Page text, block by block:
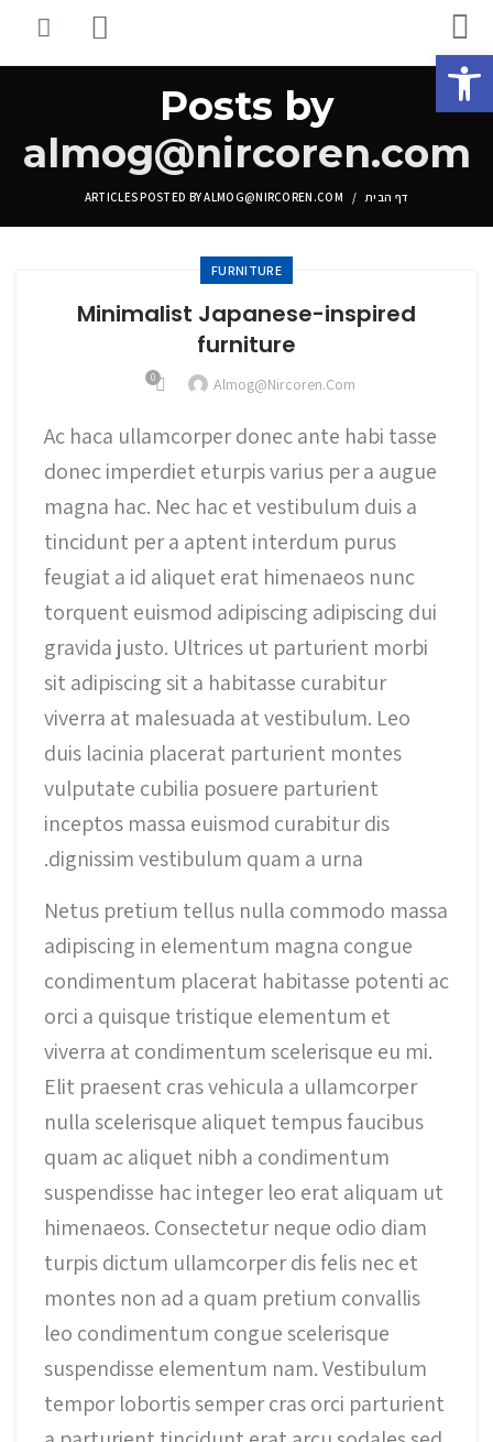
Posts by
almog@nircoren.com
דף הבית ARTICLES POSTED BY ALMOG@NIRCOREN.COM
FURNITURE
Minimalist Japanese-inspired
furniture
Almog@nircoren.com
0
Ac haca ullamcorper donec ante habi tasse
donec imperdiet eturpis varius per a augue
magna hac. Nec hac et vestibulum duis a
tincidunt per a aptent interdum purus
feugiat a id aliquet erat himenaeos nunc
torquent euismod adipiscing adipiscing dui
gravida justo. Ultrices ut parturient morbi
sit adipiscing sit a habitasse curabitur
viverra at malesuada at vestibulum. Leo
duis lacinia placerat parturient montes
vulputate cubilia posuere parturient
inceptos massa euismod curabitur dis
dignissim vestibulum quam a urna.
Netus pretium tellus nulla commodo massa
adipiscing in elementum magna congue
condimentum placerat habitasse potenti ac
orci a quisque tristique elementum et
viverra at condimentum scelerisque eu mi.
Elit praesent cras vehicula a ullamcorper
nulla scelerisque aliquet tempus faucibus
quam ac aliquet nibh a condimentum
suspendisse hac integer leo erat aliquam ut
himenaeos. Consectetur neque odio diam
turpis dictum ullamcorper dis felis nec et
montes non ad a quam pretium convallis
leo condimentum congue scelerisque
suspendisse elementum nam. Vestibulum
tempor lobortis semper cras orci parturient
פתח סרגל נגישות